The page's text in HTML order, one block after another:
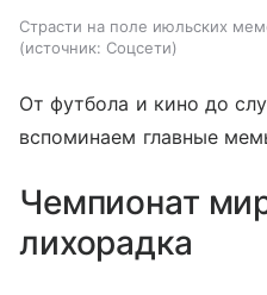
Страсти на поле июльских
источник: Соцсети
От футбола и кино до
вспоминаем главные
Чемпионат
лихорадка